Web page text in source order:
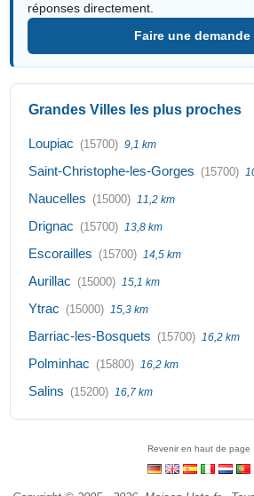
réponses directement.
Faire une
Grandes Villes les plus proches
Loupiac (15700) 9,1 km
Saint-Christophe-les-Gorges (15700)
Naucelles (15000) 11,2 km
Drignac (15700) 13,8 km
Escorailles (15700) 14,5 km
Aurillac (15000) 15,1 km
Ytrac (15000) 15,3 km
Barriac-les-Bosquets (15700) 16,2 km
Polminhac (15800) 16,2 km
Salins (15200) 16,7 km
Revenir en haut de page